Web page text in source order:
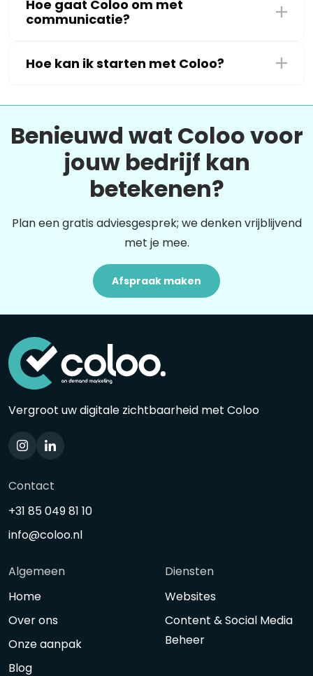
Hoe gaat Coloo om met
communicatie?
Hoe kan ik starten met Coloo?
Benieuwd wat Coloo voor
jouw bedrijf kan
betekenen?
Plan een gratis adviesgesprek; we denken vrijblijvend
met je mee.
Afspraak maken
Vergroot uw digitale zichtbaarheid met Coloo
Contact
+31 85 049 81 10
info@coloo.nl
Algemeen
Home
Over ons
Onze aanpak
Blog
Diensten
Websites
Content & Social Media
Beheer